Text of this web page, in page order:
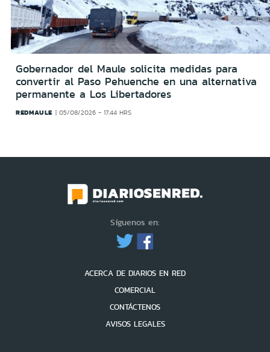
Gobernador del Maule solicita medidas para
convertir al Paso Pehuenche en una alternativa
permanente a Los Libertadores
REDMAULE 05/08/2026 - 17:44 HRS
Síguenos en:
ACERCA DE DIARIOS EN RED
COMERCIAL
CONTÁCTENOS
AVISOS LEGALES